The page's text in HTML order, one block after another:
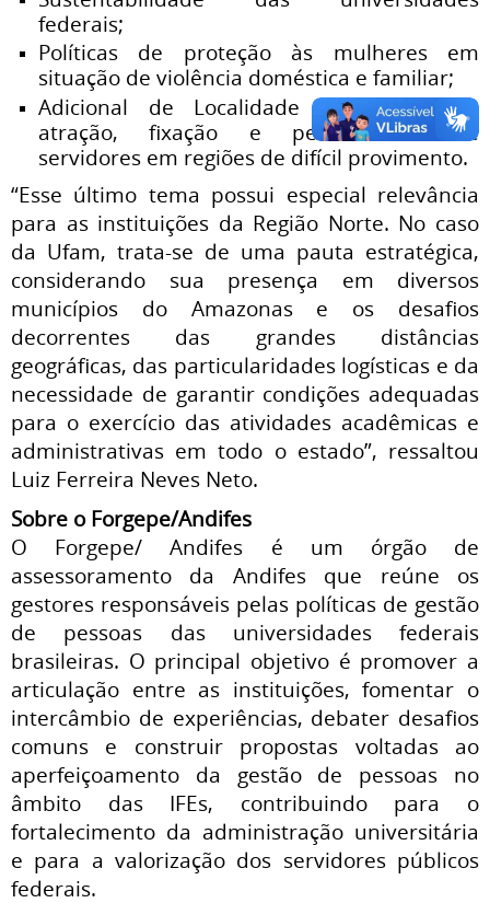
federais;
Políticas de proteção às mulheres em
situação de violência doméstica e familiar;
Adicional de Localidade e políticas de
atração, fixação e permanência de
servidores em regiões de difícil provimento.
“Esse último tema possui especial relevância
para as instituições da Região Norte. No caso
da Ufam, trata-se de uma pauta estratégica,
considerando sua presença em diversos
municípios do Amazonas e os desafios
decorrentes das grandes distâncias
geográficas, das particularidades logísticas e da
necessidade de garantir condições adequadas
para o exercício das atividades acadêmicas e
administrativas em todo o estado”, ressaltou
Luiz Ferreira Neves Neto.
Sobre o Forgepe/Andifes
O Forgepe/ Andifes é um órgão de
assessoramento da Andifes que reúne os
gestores responsáveis pelas políticas de gestão
de pessoas das universidades federais
brasileiras. O principal objetivo é promover a
articulação entre as instituições, fomentar o
intercâmbio de experiências, debater desafios
comuns e construir propostas voltadas ao
aperfeiçoamento da gestão de pessoas no
âmbito das IFEs, contribuindo para o
fortalecimento da administração universitária
e para a valorização dos servidores públicos
federais.